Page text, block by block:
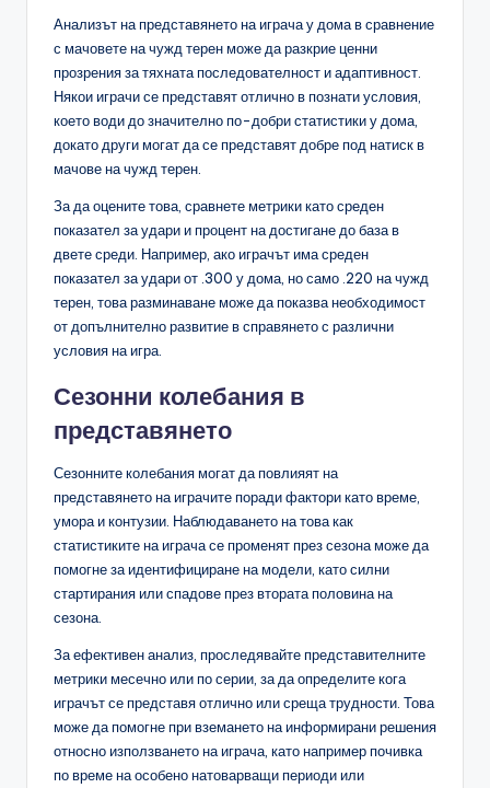
Анализът на представянето на играча у дома в сравнение
с мачовете на чужд терен може да разкрие ценни
прозрения за тяхната последователност и адаптивност.
Някои играчи се представят отлично в познати условия,
което води до значително по-добри статистики у дома,
докато други могат да се представят добре под натиск в
мачове на чужд терен.
За да оцените това, сравнете метрики като среден
показател за удари и процент на достигане до база в
двете среди. Например, ако играчът има среден
показател за удари от .300 у дома, но само .220 на чужд
терен, това разминаване може да показва необходимост
от допълнително развитие в справянето с различни
условия на игра.
Сезонни колебания в
представянето
Сезонните колебания могат да повлияят на
представянето на играчите поради фактори като време,
умора и контузии. Наблюдаването на това как
статистиките на играча се променят през сезона може да
помогне за идентифициране на модели, като силни
стартирания или спадове през втората половина на
сезона.
За ефективен анализ, проследявайте представителните
метрики месечно или по серии, за да определите кога
играчът се представя отлично или среща трудности. Това
може да помогне при вземането на информирани решения
относно използването на играча, като например почивка
по време на особено натоварващи периоди или